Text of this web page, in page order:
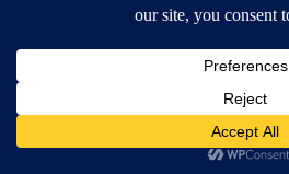
Tin đăng
Welcome to Realtique Vietnam
Đăng nhập tài khoản